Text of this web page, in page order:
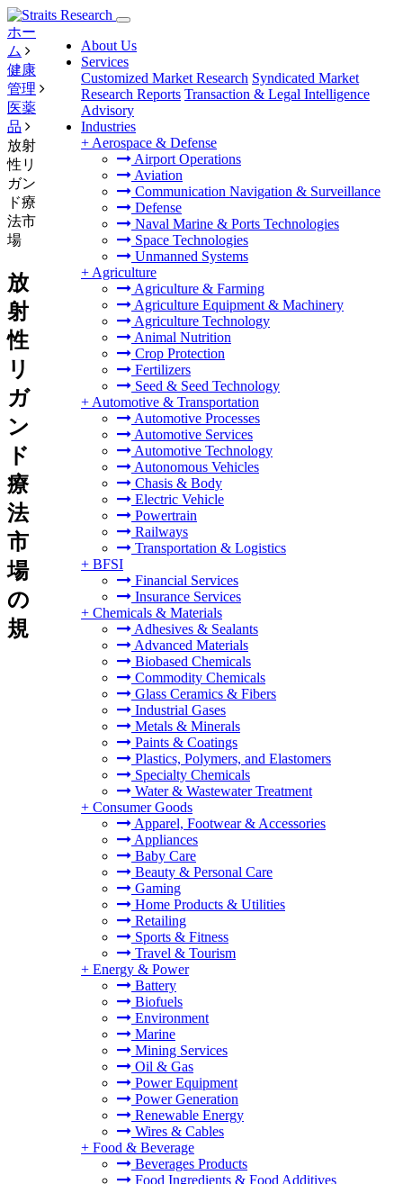
About Us
Services
Customized Market Research Syndicated Market
Research Reports Transaction & Legal Intelligence
Advisory
Industries
+ Aerospace & Defense
Airport Operations
Aviation
Communication Navigation & Surveillance
Defense
Naval Marine & Ports Technologies
Space Technologies
Unmanned Systems
+ Agriculture
Agriculture & Farming
Agriculture Equipment & Machinery
Agriculture Technology
Animal Nutrition
Crop Protection
Fertilizers
Seed & Seed Technology
+ Automotive & Transportation
Automotive Processes
Automotive Services
Automotive Technology
Autonomous Vehicles
Chasis & Body
Electric Vehicle
Powertrain
Railways
Transportation & Logistics
+ BFSI
Financial Services
Insurance Services
+ Chemicals & Materials
Adhesives & Sealants
Advanced Materials
Biobased Chemicals
Commodity Chemicals
Glass Ceramics & Fibers
Industrial Gases
Metals & Minerals
Paints & Coatings
Plastics, Polymers, and Elastomers
Specialty Chemicals
Water & Wastewater Treatment
+ Consumer Goods
Apparel, Footwear & Accessories
Appliances
Baby Care
Beauty & Personal Care
Gaming
Home Products & Utilities
Retailing
Sports & Fitness
Travel & Tourism
+ Energy & Power
Battery
Biofuels
Environment
Marine
Mining Services
Oil & Gas
Power Equipment
Power Generation
Renewable Energy
Wires & Cables
+ Food & Beverage
Beverages Products
Food Ingredients & Food Additives
ホー
ム
健康
管理
医薬
品
放射
性リ
ガン
ド療
法市
場
放
射
性
リ
ガ
ン
ド
療
法
市
場
の
規